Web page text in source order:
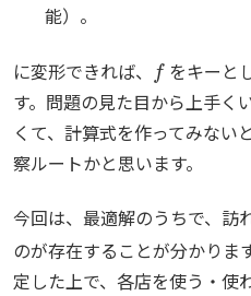
能）。
に変形できれば、
をキーと
す。問題の見た目から上手く
くて、計算式を作ってみない
察ルートかと思います。
今回は、最適解のうちで、訪
のが存在することが分かりま
定した上で、各店を使う・使